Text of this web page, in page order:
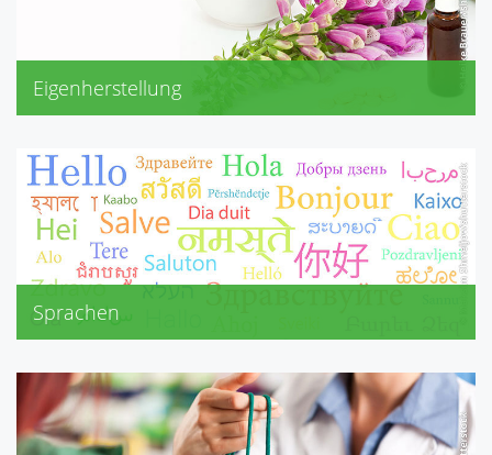
Eigenherstellung
Sprachen
Russisch